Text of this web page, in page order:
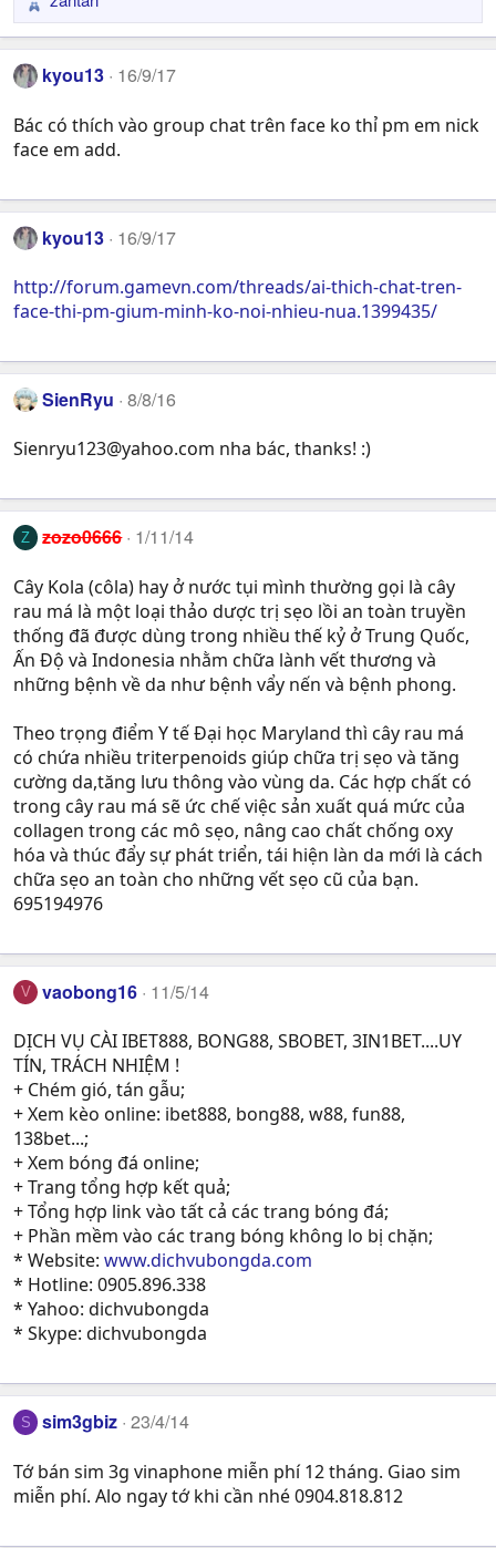
s
:
R
e
a
c
i
o
s
:
kyou13 16/9/17
Bác có thích vào group chat trên face ko thỉ pm em nick
face em add.
kyou13 16/9/17
http://forum.gamevn.com/threads/ai-thich-chat-tren-
face-thi-pm-gium-minh-ko-noi-nhieu-nua.1399435/
SienRyu 8/8/16
Sienryu123@yahoo.com nha bác, thanks! :)
Z zozo0666 1/11/14
Cây Kola (côla) hay ở nước tụi mình thường gọi là cây
rau má là một loại thảo dược trị sẹo lồi an toàn truyền
thống đã được dùng trong nhiều thế kỷ ở Trung Quốc,
Ấn Độ và Indonesia nhằm chữa lành vết thương và
những bệnh về da như bệnh vẩy nến và bệnh phong.
Theo trọng điểm Y tế Đại học Maryland thì cây rau má
có chứa nhiều triterpenoids giúp chữa trị sẹo và tăng
cường da,tăng lưu thông vào vùng da. Các hợp chất có
trong cây rau má sẽ ức chế việc sản xuất quá mức của
collagen trong các mô sẹo, nâng cao chất chống oxy
hóa và thúc đẩy sự phát triển, tái hiện làn da mới là cách
chữa sẹo an toàn cho những vết sẹo cũ của bạn.
695194976
V vaobong16 11/5/14
DỊCH VỤ CÀI IBET888, BONG88, SBOBET, 3IN1BET....UY
TÍN, TRÁCH NHIỆM !
+ Chém gió, tán gẫu;
+ Xem kèo online: ibet888, bong88, w88, fun88,
138bet...;
+ Xem bóng đá online;
+ Trang tổng hợp kết quả;
+ Tổng hợp link vào tất cả các trang bóng đá;
+ Phần mềm vào các trang bóng không lo bị chặn;
* Website: www.dichvubongda.com
* Hotline: 0905.896.338
* Yahoo: dichvubongda
* Skype: dichvubongda
S sim3gbiz 23/4/14
Tớ bán sim 3g vinaphone miễn phí 12 tháng. Giao sim
miễn phí. Alo ngay tớ khi cần nhé 0904.818.812